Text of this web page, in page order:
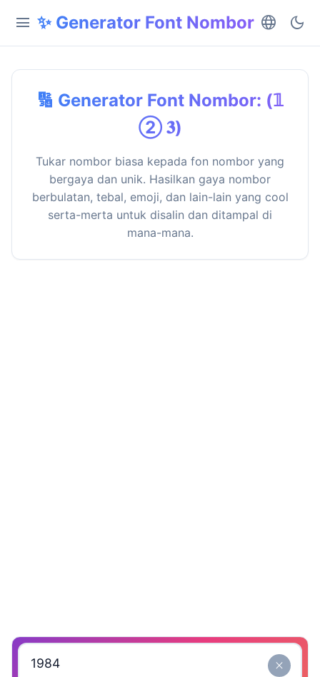
menu ✨ Generator Font Nombor language dark_mode
🔢 Generator Font Nombor: (𝟙
② 𝟑)
Tukar nombor biasa kepada fon nombor yang
bergaya dan unik. Hasilkan gaya nombor
berbulatan, tebal, emoji, dan lain-lain yang cool
serta-merta untuk disalin dan ditampal di
mana-mana.
close